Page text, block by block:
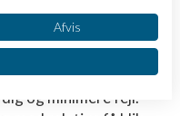
løn til, kan du
ellers kunne have
, der skaber værdi.
af selvstændige et
og minimere fejl.
på en
Afvis